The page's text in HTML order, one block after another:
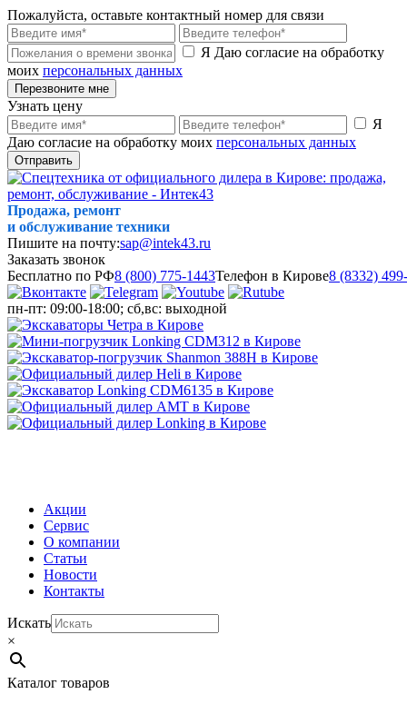
Пожалуйста, оставьте контактный номер для связи
Я Даю согласие на обработку
моих персональных данных
Перезвоните мне
Узнать цену
Я
Даю согласие на обработку моих персональных данных
Отправить
Продажа, ремонт
и обслуживание техники
Пишите на почту:sap@intek43.ru
Заказать звонок
Бесплатно по РФ8 (800) 775-1443Телефон в Кирове8 (8332)
пн-пт: 09:00-18:00; сб,вс: выходной
Акции
Сервис
О компании
Статьи
Новости
Контакты
Искать
×
Каталог товаров